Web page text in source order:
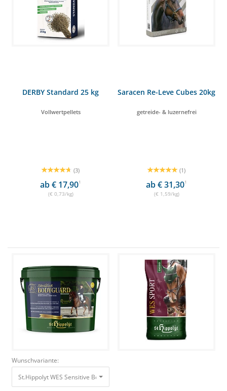
DERBY Standard 25 kg
Vollwertpellets
(3)
ab € 17,901
(€ 0,73/kg)
Saracen Re-Leve Cubes 20kg
getreide- & luzernefrei
(1)
ab € 31,301
(€ 1,59/kg)
Wunschvariante:
St.Hippolyt WES Sensitive Bodyguard 10kg Muskel & Mineral ohne Soja